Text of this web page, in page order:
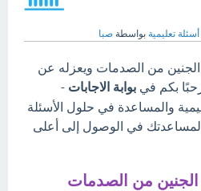
أسئلة تعليمية بواسطة صبا
من الصدمات ويعزله عن
بكم في بوابة الاجابات -
والمساعدة في حلول الأسئلة
لمساعدتك في الوصول إلى أعلى
الجنين من الصدمات